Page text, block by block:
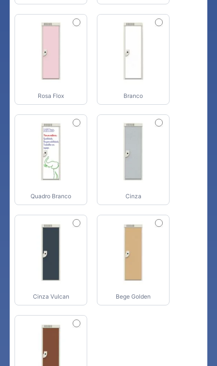
Rosa Flox Branco
Quadro Branco Cinza
Cinza Vulcan Bege Golden